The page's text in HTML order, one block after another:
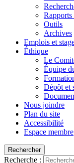
Rapports
Outils
Archives
Emplois et
Éthique
Le
Équipe
Dépôt et
Nous joindre
Plan du site
Accessibilité
Espace membre
Rechercher
Recherche :